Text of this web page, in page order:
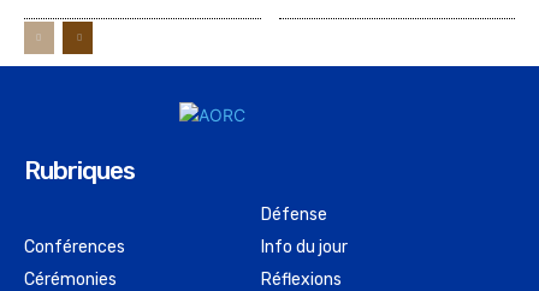
Rubriques
Conférences
Cérémonies
Défense
Info du jour
Réflexions